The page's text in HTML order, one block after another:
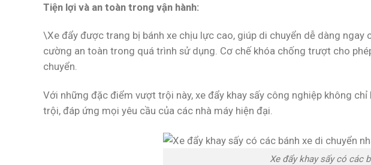
Tiện lợi và an toàn trong vận hành:
\Xe đẩy được trang bị bánh xe chịu lực cao, giúp di chuyển dễ dàng
cường an toàn trong quá trình sử dụng. Cơ chế khóa chống trượt cho
chuyển.
Với những đặc điểm vượt trội này, xe đẩy khay sấy công nghiệp không
trội, đáp ứng mọi yêu cầu của các nhà máy hiện đại.
Xe đẩy khay sấy có các